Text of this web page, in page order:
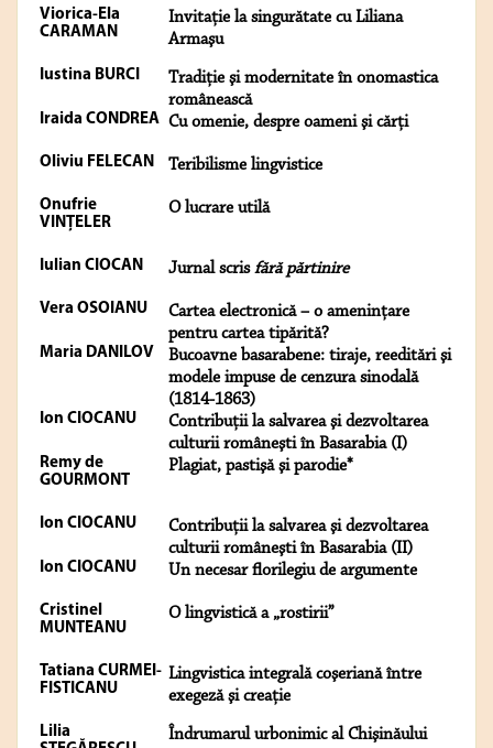
Viorica-Ela
CARAMAN
Invitaţie la singurătate cu Liliana
Armaşu
Iustina BURCI
Tradiţie şi modernitate în onomastica
românească
Iraida CONDREA Cu omenie, despre oameni şi cărţi
Oliviu FELECAN Teribilisme lingvistice
Onufrie
VINŢELER
O lucrare utilă
Iulian CIOCAN Jurnal scrisfără părtinire
Vera OSOIANU
Cartea electronică – o ameninţare
pentru cartea tipărită?
Maria DANILOV
Bucoavne basarabene: tiraje, reeditări şi
modele impuse de cenzura sinodală
(1814-1863)
Ion CIOCANU
Contribuţii la salvarea şi dezvoltarea
culturii româneşti în Basarabia (I)
Remy de
GOURMONT
Plagiat, pastişă şi parodie*
Ion CIOCANU
Contribuţii la salvarea şi dezvoltarea
culturii româneşti în Basarabia (II)
Ion CIOCANU Un necesar florilegiu de argumente
Cristinel
MUNTEANU
O lingvistică a „rostirii”
Tatiana CURMEI-
FISTICANU
Lingvistica integrală coşeriană între
exegeză şi creaţie
Lilia
Îndrumarul urbonimic al Chişinăului